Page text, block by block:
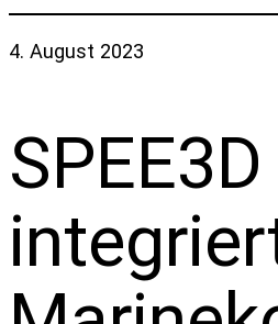
4. August 2023